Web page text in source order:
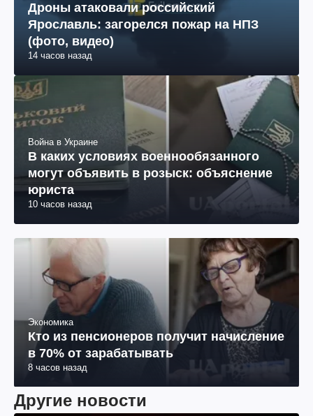
Дроны атаковали российский
Ярославль: загорелся пожар на НПЗ
(фото, видео)
14 часов назад
Война в Украине
В каких условиях военнообязанного
могут объявить в розыск: объяснение
юриста
10 часов назад
Экономика
Кто из пенсионеров получит начисление
в 70% от зарабатывать
8 часов назад
Другие новости